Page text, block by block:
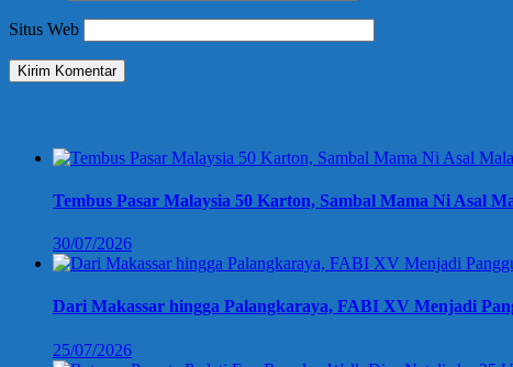
Situs Web
Tembus Pasar Malaysia 50 Karton, Sambal Mama Ni Asal
30/07/2026
Dari Makassar hingga Palangkaraya, FABI XV Menjadi
25/07/2026